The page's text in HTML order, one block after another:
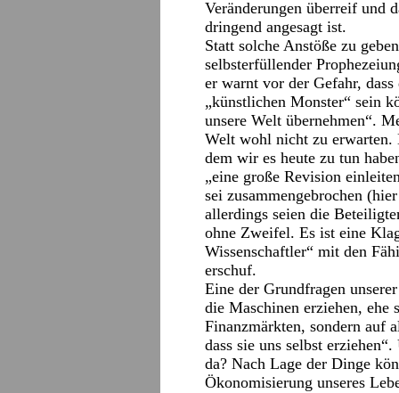
Veränderungen überreif und
dringend angesagt ist.
Statt solche Anstöße zu
selbsterfüllender
er warnt vor der Gefahr,
„künstlichen Monster“ sein
unsere Welt übernehmen“.
Welt wohl nicht zu erwarten.
dem wir es heute zu tun
„eine große Revision
sei zusammengebrochen
allerdings seien die
ohne Zweifel. Es ist eine
Wissenschaftler“ mit den
erschuf.
Eine der Grundfragen
die Maschinen erziehen,
Finanzmärkten, sondern auf
dass sie uns selbst
da? Nach Lage der Dinge
Ökonomisierung unseres